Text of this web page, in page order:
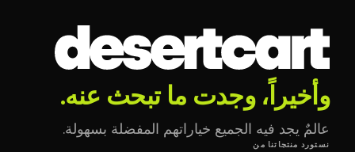
وأخيراً، وجدت ما تبحث عنه.
عالمٌ يجد فيه الجميع خياراتهم المفضلة بسهولة.
نستورد منتجاتنا من